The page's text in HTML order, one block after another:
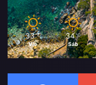
33 ℃
Vie
34 ℃
Sáb